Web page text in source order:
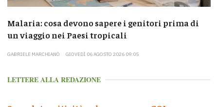
Malaria: cosa devono sapere i genitori prima di
un viaggio nei Paesi tropicali
GABRIELE MARCHIANÒ GIOVEDÌ 06 AGOSTO 2026 09:05
LETTERE ALLA REDAZIONE